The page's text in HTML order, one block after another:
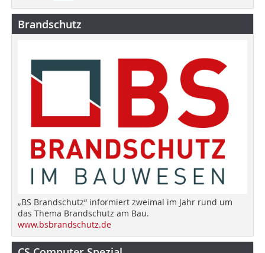
Brandschutz
„BS Brandschutz“ informiert zweimal im Jahr rund um
das Thema Brandschutz am Bau.
www.bsbrandschutz.de